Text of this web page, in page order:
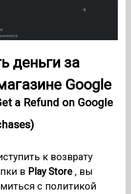
деньги за
Google
a Refund on Google
к возврату
в Play Store , вы
с политикой